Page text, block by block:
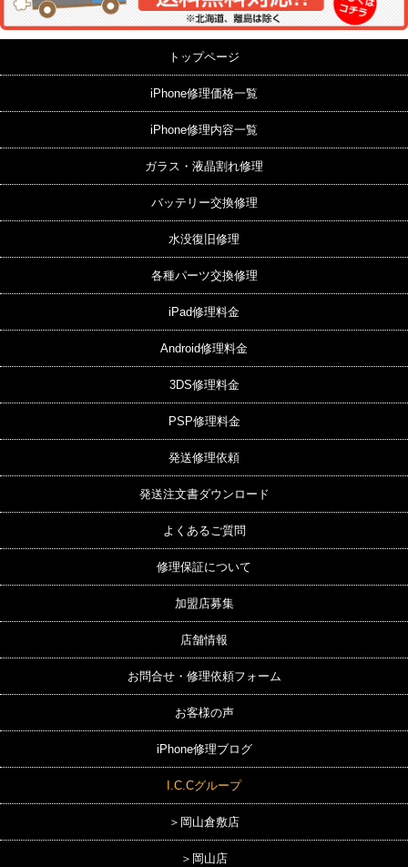
トップページ
iPhone修理価格一覧
iPhone修理内容一覧
ガラス・液晶割れ修理
バッテリー交換修理
水没復旧修理
各種パーツ交換修理
iPad修理料金
Android修理料金
3DS修理料金
PSP修理料金
発送修理依頼
発送注文書ダウンロード
よくあるご質問
修理保証について
加盟店募集
店舗情報
お問合せ・修理依頼フォーム
お客様の声
iPhone修理ブログ
I.C.Cグループ
＞岡山倉敷店
＞岡山店